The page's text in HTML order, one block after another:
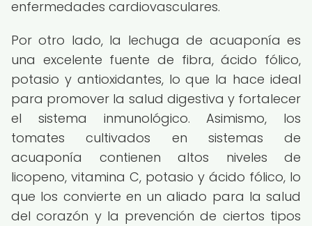
enfermedades cardiovasculares.
Por otro lado, la lechuga de acuaponía es
una excelente fuente de fibra, ácido fólico,
potasio y antioxidantes, lo que la hace ideal
para promover la salud digestiva y fortalecer
el sistema inmunológico. Asimismo, los
tomates cultivados en sistemas de
acuaponía contienen altos niveles de
licopeno, vitamina C, potasio y ácido fólico, lo
que los convierte en un aliado para la salud
del corazón y la prevención de ciertos tipos